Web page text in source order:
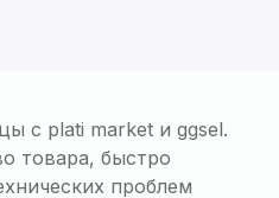
с plati market и ggsel.
товара, быстро
проблем